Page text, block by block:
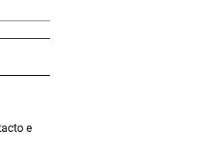
e